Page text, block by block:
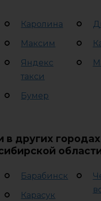
Каролина
Максим
Яндекс
такси
Бумер
в других городах
Барабинск
Карасук